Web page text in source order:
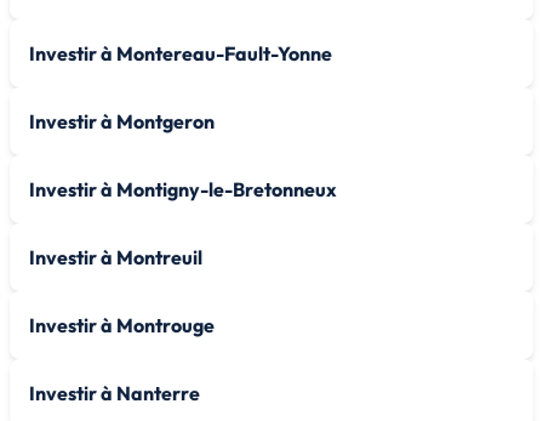
Investir à Montereau-Fault-Yonne
Investir à Montgeron
Investir à Montigny-le-Bretonneux
Investir à Montreuil
Investir à Montrouge
Investir à Nanterre